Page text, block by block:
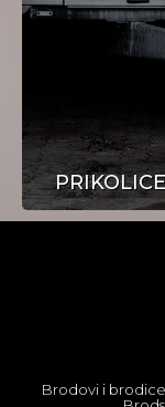
Brodovi i